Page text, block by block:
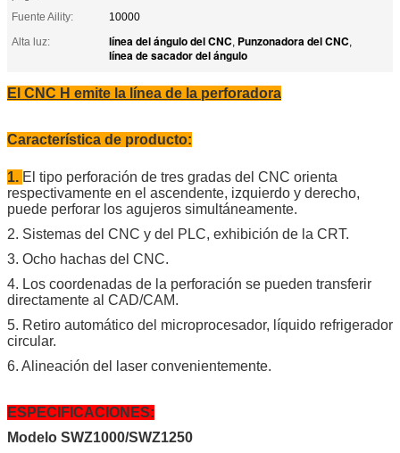
Fuente Aility:
10000
Alta luz:
línea del ángulo del CNC, Punzonadora del CNC,
línea de sacador del ángulo
El CNC H emite la línea de la perforadora
Característica de producto:
1. El tipo perforación de tres gradas del CNC orienta
respectivamente en el ascendente, izquierdo y derecho,
puede perforar los agujeros simultáneamente.
2. Sistemas del CNC y del PLC, exhibición de la CRT.
3. Ocho hachas del CNC.
4. Los coordenadas de la perforación se pueden transferir
directamente al CAD/CAM.
5. Retiro automático del microprocesador, líquido refrigerador
circular.
6. Alineación del laser convenientemente.
ESPECIFICACIONES:
Modelo SWZ1000/SWZ1250